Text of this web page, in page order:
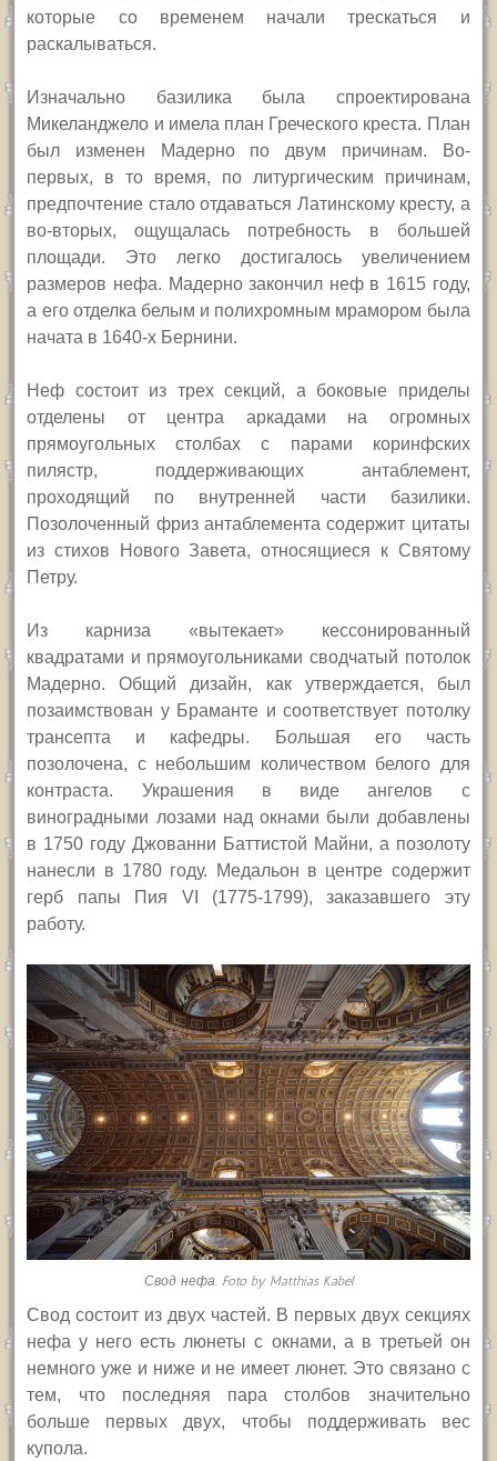
которые со временем начали трескаться и
раскалываться.
Изначально базилика была спроектирована
Микеланджело и имела план Греческого креста. План
был изменен Мадерно по двум причинам. Во-
первых, в то время, по литургическим причинам,
предпочтение стало отдаваться Латинскому кресту, а
во-вторых, ощущалась потребность в большей
площади. Это легко достигалось увеличением
размеров нефа. Мадерно закончил неф в 1615 году,
а его отделка белым и полихромным мрамором была
начата в 1640-х Бернини.
Неф состоит из трех секций, а боковые приделы
отделены от центра аркадами на огромных
прямоугольных столбах с парами коринфских
пилястр, поддерживающих антаблемент,
проходящий по внутренней части базилики.
Позолоченный фриз антаблемента содержит цитаты
из стихов Нового Завета, относящиеся к Святому
Петру.
Из карниза «вытекает» кессонированный
квадратами и прямоугольниками сводчатый потолок
Мадерно. Общий дизайн, как утверждается, был
позаимствован у Браманте и соответствует потолку
трансепта и кафедры. Большая его часть
позолочена, с небольшим количеством белого для
контраста. Украшения в виде ангелов с
виноградными лозами над окнами были добавлены
в 1750 году Джованни Баттистой Майни, а позолоту
нанесли в 1780 году. Медальон в центре содержит
герб папы Пия VI (1775-1799), заказавшего эту
работу.
Свод нефа. Foto by Matthias Kabel
Свод состоит из двух частей. В первых двух секциях
нефа у него есть люнеты с окнами, а в третьей он
немного уже и ниже и не имеет люнет. Это связано с
тем, что последняя пара столбов значительно
больше первых двух, чтобы поддерживать вес
купола.